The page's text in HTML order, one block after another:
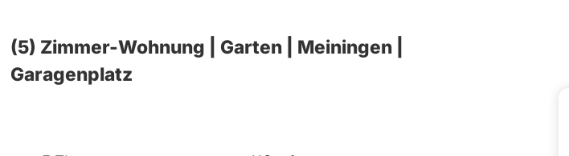
(5) Zimmer-Wohnung | Garten | Meiningen |
Garagenplatz